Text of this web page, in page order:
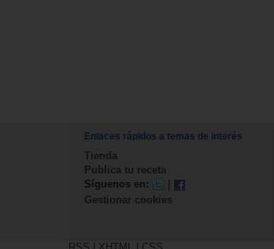
Enlaces rápidos a temas de interés
Tienda
Publica tu receta
Síguenos en:
Gestionar cookies